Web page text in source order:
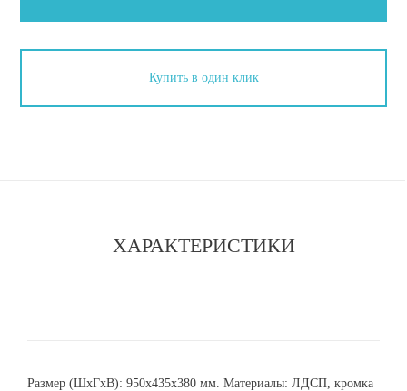
Купить в один клик
ХАРАКТЕРИСТИКИ
Размер (ШхГхВ): 950х435х380 мм. Материалы: ЛДСП, кромка